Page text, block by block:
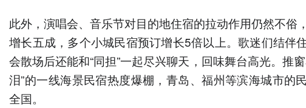
此外，演唱会、音乐节对目的地住宿的拉动作用仍然不俗
增长五成，多个小城民宿预订增长5倍以上。歌迷们结伴
会散场后还能和“同担”一起尽兴聊天，回味舞台高光。推
泪”的一线海景民宿热度爆棚，青岛、福州等滨海城市的
全国。